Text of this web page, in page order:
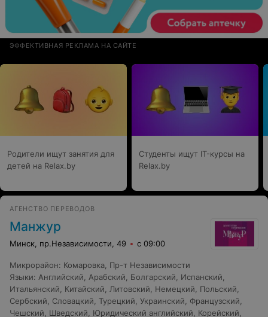
ЭФФЕКТИВНАЯ РЕКЛАМА НА САЙТЕ
Родители ищут занятия для
детей на Relax.by
Студенты ищут IT-курсы на
Relax.by
АГЕНСТВО ПЕРЕВОДОВ
Манжур
Минск, пр.Независимости, 49 с 09:00
Микрорайон: Комаровка Пр-т Независимости
Языки: Английский Арабский Болгарский Испанский
Итальянский
Китайский Литовский Немецкий Польский
Сербский
Словацкий Турецкий Украинский Французский
Чешский
Шведский Юридический английский Корейский